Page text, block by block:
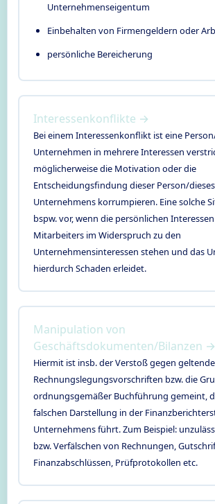
Unternehmenseigentum
Einbehalten von Firmengeldern oder
persönliche Bereicherung
Interessenkonflikte →
Bei einem Interessenkonflikt ist eine
Unternehmen in mehrere Interessen
möglicherweise die Motivation oder die
Entscheidungsfindung dieser Person/dieses
Unternehmens korrumpieren. Eine solche
bspw. vor, wenn die persönlichen
Mitarbeiters im Widerspruch zu den
Unternehmensinteressen stehen und das
hierdurch Schaden erleidet.
Manipulation von
Geschäftsdokumenten/Bilanzen →
Hiermit ist insb. der Verstoß gegen geltende
Rechnungslegungsvorschriften bzw. die
ordnungsgemäßer Buchführung gemeint,
falschen Darstellung in der
Unternehmens führt. Zum Beispiel:
bzw. Verfälschen von Rechnungen,
Finanzabschlüssen, Prüfprotokollen etc.